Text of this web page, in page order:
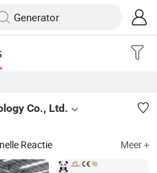
Co., Ltd.
Reactie Meer +